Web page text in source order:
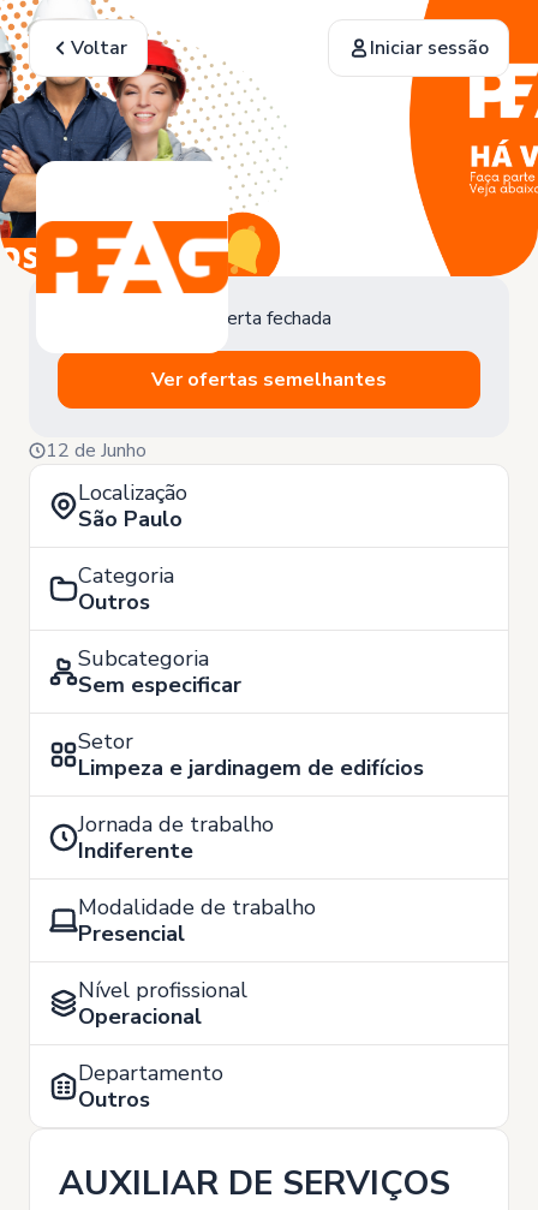
Voltar Iniciar sessão
Oferta fechada
Ver ofertas semelhantes
12 de Junho
Localização
São Paulo
Categoria
Outros
Subcategoria
Sem especificar
Setor
Limpeza e jardinagem de edifícios
Jornada de trabalho
Indiferente
Modalidade de trabalho
Presencial
Nível profissional
Operacional
Departamento
Outros
AUXILIAR DE SERVIÇOS